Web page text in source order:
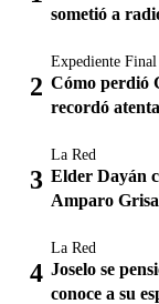
sometió a
Expediente Final
Cómo perdió
recordó
La Red
Elder Dayán
Amparo
La Red
Joselo se
conoce a su